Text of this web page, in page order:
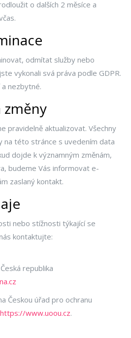
o dalších 2 měsíce a
odmítat služby nebo
vykonali svá práva podle GDPR.
a nezbytné.
změny
pravidelně aktualizovat. Všechny
na této stránce s uvedením data
dojde k významným změnám,
budeme Vás informovat e-
zaslaný kontakt.
nebo stížnosti týkající se
kontaktujte:
republika
Českou úřad pro ochranu
https://www.uoou.cz.